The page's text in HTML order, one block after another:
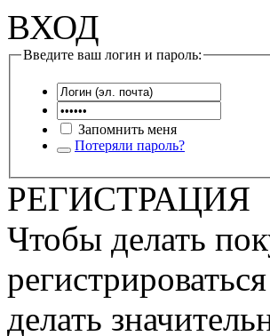
ВХОД
Введите ваш логин и пароль:
Запомнить меня
Потеряли пароль?
РЕГИСТРАЦИЯ
Чтобы делать
делать